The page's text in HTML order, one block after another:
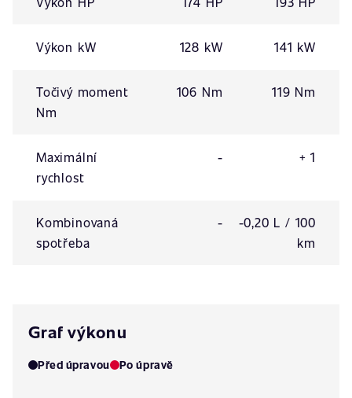
Výkon kW 128 kW 141 kW
Točivý moment
Nm
106 Nm 119 Nm
Maximální
rychlost
- + 1
Kombinovaná
spotřeba
-
-0,20 L / 100
km
Graf výkonu
Před úpravou Po úpravě